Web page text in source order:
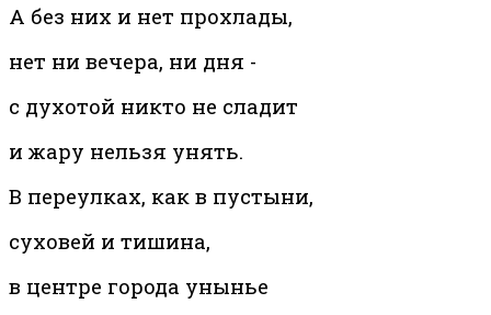
А без них и нет прохлады,
нет ни вечера, ни дня -
с духотой никто не сладит
и жару нельзя унять.
В переулках, как в пустыни,
суховей и тишина,
в центре города унынье